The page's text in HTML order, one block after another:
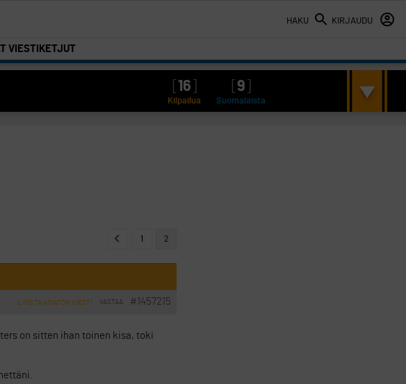
HAKU KIRJAUDU
VIESTIKETJUT
16 9
Kilpailua Suomalaista
1 2
#1457215
VASTAA
ILMOITA ASIATON VIESTI
on sitten ihan toinen kisa, toki